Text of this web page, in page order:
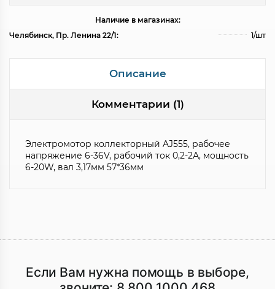
Наличие в магазинах:
Челябинск, Пр. Ленина 22/1:
1/шт
Описание
Комментарии (1)
Электромотор коллекторный AJ555, рабочее
напряжение 6-36V, рабочий ток 0,2-2А, мощность
6-20W, вал 3,17мм 57*36мм
Если Вам нужна помощь в выборе,